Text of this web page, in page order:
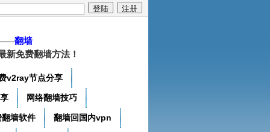
翻墙
新免费翻墙方法！
v2ray节点分享
网络翻墙技巧
翻墙软件 翻墙回国内vpn